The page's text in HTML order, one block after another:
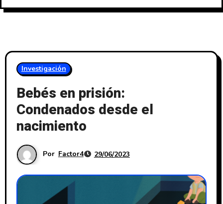
Investigación
Bebés en prisión:
Condenados desde el
nacimiento
Por Factor4 29/06/2023